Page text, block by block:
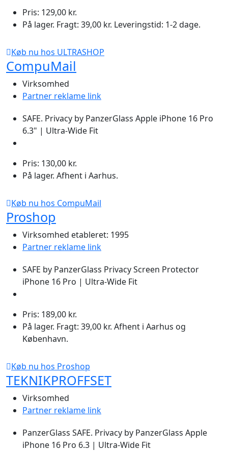
Pris: 129,00 kr.
På lager. Fragt: 39,00 kr. Leveringstid: 1-2 dage.
Køb nu hos ULTRASHOP
CompuMail
Virksomhed
Partner reklame link
SAFE. Privacy by PanzerGlass Apple iPhone 16 Pro
6.3" | Ultra-Wide Fit
Pris: 130,00 kr.
På lager. Afhent i Aarhus.
Køb nu hos CompuMail
Proshop
Virksomhed etableret: 1995
Partner reklame link
SAFE by PanzerGlass Privacy Screen Protector
iPhone 16 Pro | Ultra-Wide Fit
Pris: 189,00 kr.
På lager. Fragt: 39,00 kr. Afhent i Aarhus og
København.
Køb nu hos Proshop
TEKNIKPROFFSET
Virksomhed
Partner reklame link
PanzerGlass SAFE. Privacy by PanzerGlass Apple
iPhone 16 Pro 6.3 | Ultra-Wide Fit